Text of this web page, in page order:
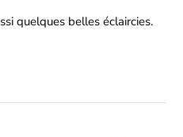
quelques belles éclaircies.